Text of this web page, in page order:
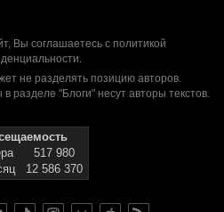
Вы соглашаетесь с политикой
.
не разделять позицию авторов.
разделе "Блоги" несут авторы текстов.
517 980
12 586 370